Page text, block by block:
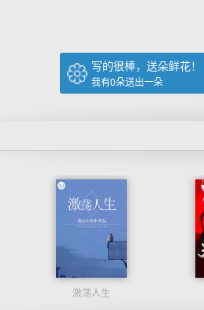
写的很棒，送朵鲜花！
我有0朵送出一朵
激荡人生